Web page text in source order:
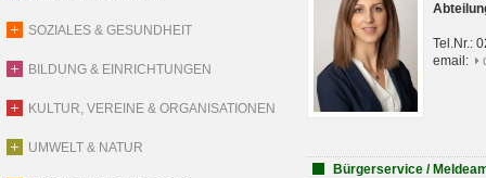
SOZIALES & GESUNDHEIT
BILDUNG & EINRICHTUNGEN
KULTUR, VEREINE & ORGANISATIONEN
UMWELT & NATUR
Tel.Nr.:
email:
Bürgerservice /